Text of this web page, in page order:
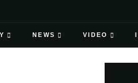
NEWS VIDEO